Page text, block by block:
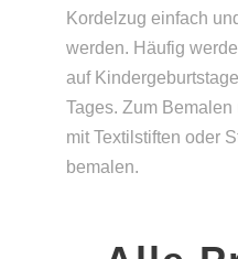
Kordelzug einfach
werden. Häufig
auf
Tages. Zum
mit Textilstiften oder
bemalen.